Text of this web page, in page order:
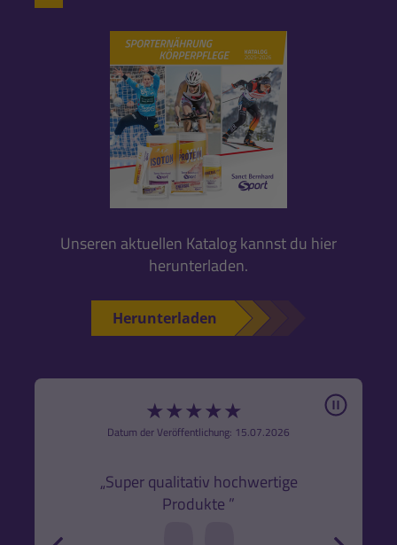
Unseren aktuellen Katalog kannst du hier
herunterladen.
Herunterladen
★★★★★
Datum der Veröffentlichung: 15.07.2026
„Super qualitativ hochwertige
Produkte ”
Pause